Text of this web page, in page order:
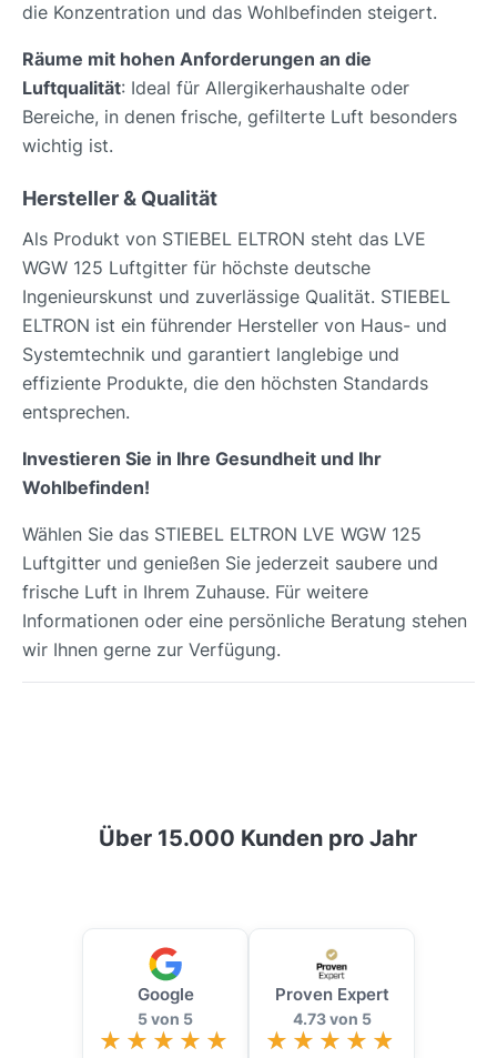
die Konzentration und das Wohlbefinden steigert.
Räume mit hohen Anforderungen an die
Luftqualität: Ideal für Allergikerhaushalte oder
Bereiche, in denen frische, gefilterte Luft besonders
wichtig ist.
Hersteller & Qualität
Als Produkt von STIEBEL ELTRON steht das LVE
WGW 125 Luftgitter für höchste deutsche
Ingenieurskunst und zuverlässige Qualität. STIEBEL
ELTRON ist ein führender Hersteller von Haus- und
Systemtechnik und garantiert langlebige und
effiziente Produkte, die den höchsten Standards
entsprechen.
Investieren Sie in Ihre Gesundheit und Ihr
Wohlbefinden!
Wählen Sie das STIEBEL ELTRON LVE WGW 125
Luftgitter und genießen Sie jederzeit saubere und
frische Luft in Ihrem Zuhause. Für weitere
Informationen oder eine persönliche Beratung stehen
wir Ihnen gerne zur Verfügung.
Über 15.000 Kunden pro Jahr
Google
5 von 5
Proven Expert
4.73 von 5